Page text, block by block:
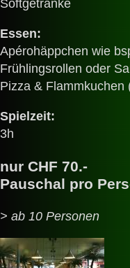
Softgetränke
Essen:
Apérohäppchen wie
Frühlingsrollen oder
Pizza & Flammkuchen
Spielzeit:
3h
nur CHF 70.-
Pauschal pro
> ab 10 Personen